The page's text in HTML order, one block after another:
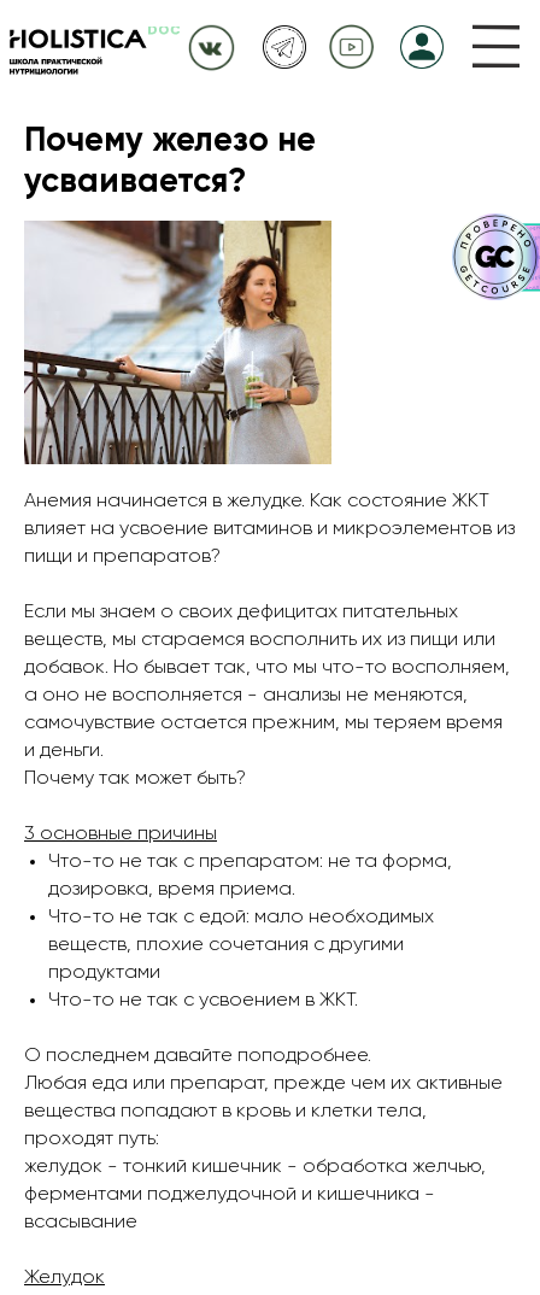
Почему железо не
усваивается?
Анемия начинается в желудке. Как состояние ЖКТ
влияет на усвоение витаминов и микроэлементов из
пищи и препаратов?
Если мы знаем о своих дефицитах питательных
веществ, мы стараемся восполнить их из пищи или
добавок. Но бывает так, что мы что-то восполняем,
а оно не восполняется - анализы не меняются,
самочувствие остается прежним, мы теряем время
и деньги.
Почему так может быть?
3 основные причины
Что-то не так с препаратом: не та форма,
дозировка, время приема.
Что-то не так с едой: мало необходимых
веществ, плохие сочетания с другими
продуктами
Что-то не так с усвоением в ЖКТ.
О последнем давайте поподробнее.
Любая еда или препарат, прежде чем их активные
вещества попадают в кровь и клетки тела,
проходят путь:
желудок - тонкий кишечник - обработка желчью,
ферментами поджелудочной и кишечника -
всасывание
Желудок